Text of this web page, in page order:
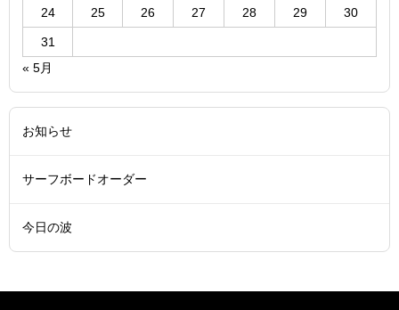
24 25 26 27 28 29 30
31
« 5月
お知らせ
サーフボードオーダー
今日の波